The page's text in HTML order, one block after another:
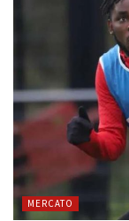
MERCATO